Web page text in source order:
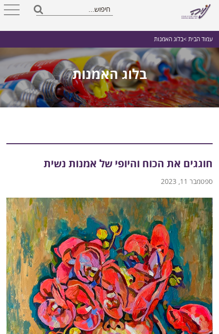
עמוד הבית >בלוג האמנות
בלוג האמנות
חוגגים את הכוח והיופי של אמנות נשית
ספטמבר 11, 2023